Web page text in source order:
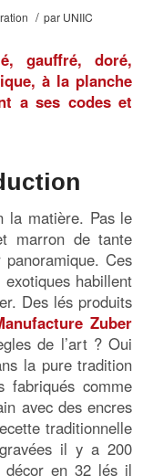
/ par UNIIC
gauffré, doré,
à la planche
a ses codes et
la matière. Pas le
marron de tante
Ces
habillent
Des lés produits
Zuber
de l’art ? Oui
la pure tradition
fabriqués comme
avec des encres
traditionnelle
il y a 200
décor en 32 lés il